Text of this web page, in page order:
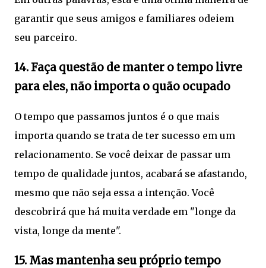
garantir que seus amigos e familiares odeiem
seu parceiro.
14. Faça questão de manter o tempo livre
para eles, não importa o quão ocupado
O tempo que passamos juntos é o que mais
importa quando se trata de ter sucesso em um
relacionamento. Se você deixar de passar um
tempo de qualidade juntos, acabará se afastando,
mesmo que não seja essa a intenção. Você
descobrirá que há muita verdade em "longe da
vista, longe da mente".
15. Mas mantenha seu próprio tempo